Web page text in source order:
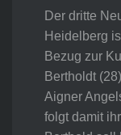
Der dritte
Heidelberg
Bezug zur
Bertholdt
Aigner
folgt damit